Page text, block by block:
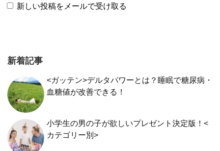
新しい投稿をメールで受け取る
新着記事
<ガッテン>デルタパワーとは？睡眠で糖尿病・
血糖値が改善できる！
小学生の男の子が欲しいプレゼント決定版！<
カテゴリー別>